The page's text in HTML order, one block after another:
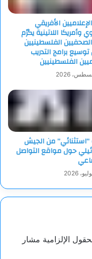
الأفريقي
وأمريكا اللاتينية يكرّم
الفلسطينيين
برامج التدريب
الفلسطينيين
“استثنائي” من الجيش
حول مواقع التواصل
الإلزامية مشار